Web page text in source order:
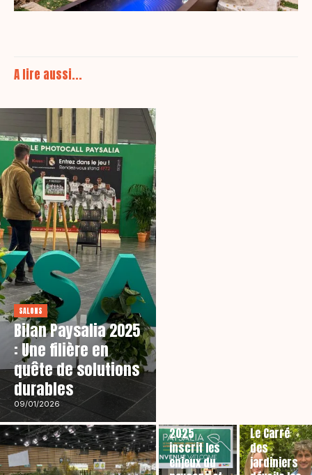
A lire aussi...
SALONS
Bilan Paysalia 2025
: Une filière en
quête de solutions
durables
09/01/2026
2025
inscrit les
enjeux du
Le Carré
des
jardiniers